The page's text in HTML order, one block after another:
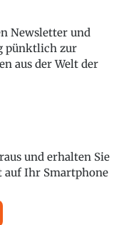
Newsletter und
pünktlich zur
aus der Welt der
und erhalten Sie
auf Ihr Smartphone